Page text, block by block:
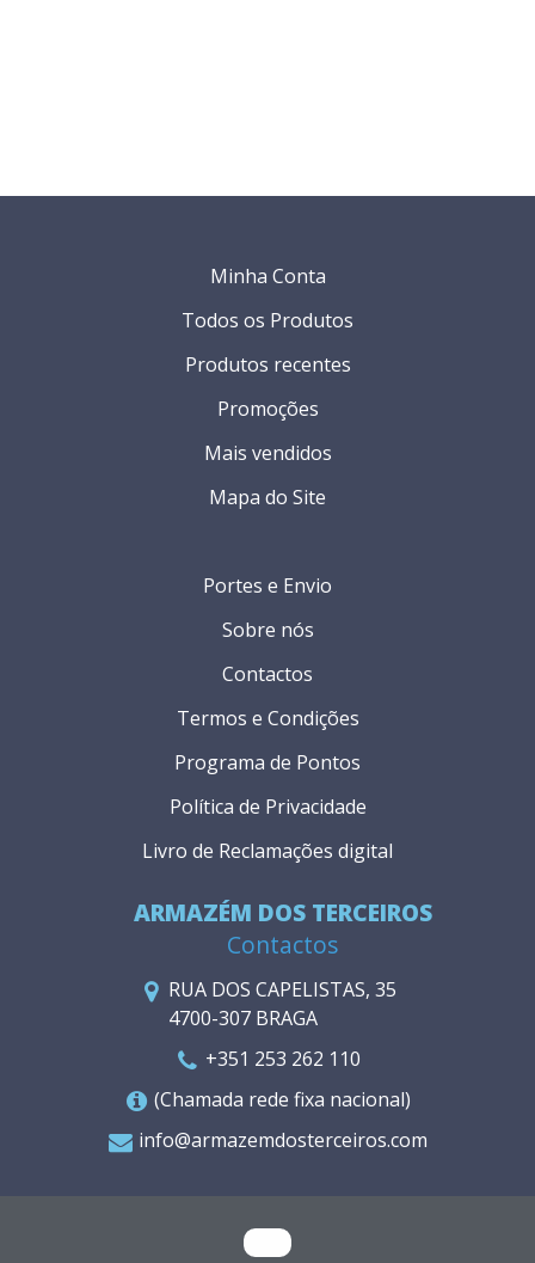
ARMAZÉM DOS TERCEIROS
Contactos
RUA DOS CAPELISTAS, 35
4700-307 BRAGA
+351 253 262 110
(Chamada rede fixa nacional)
info@armazemdosterceiros.com
Portes e Envio
Sobre nós
Contactos
Termos e Condições
Programa de Pontos
Política de Privacidade
Livro de Reclamações digital
Minha Conta
Todos os Produtos
Produtos recentes
Promoções
Mais vendidos
Mapa do Site